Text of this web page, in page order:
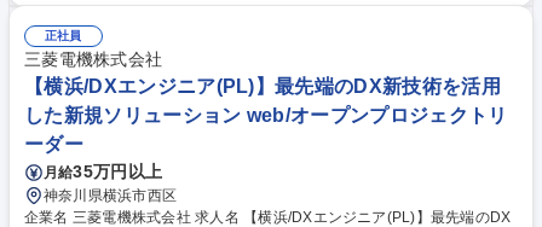
マイコンのファームウエア開発 ・お客様へのシステム提案や仕様設計 ★
お客様のお困りごとを解決する「もう一つの設計部隊」として、幅広い製
品、技術分野で同社技術が活用されています★ 募集職種 【兵庫/電組込み
ソフトウエア開発（IoT組込み機器など）】年休125日のWLB◎
正社員
三菱電機株式会社
【横浜/DXエンジニア(PL)】最先端のDX新技術を活用
した新規ソリューション web/オープンプロジェクトリ
ーダー
月給35万円以上
神奈川県横浜市西区
企業名 三菱電機株式会社 求人名 【横浜/DXエンジニア(PL)】最先端のDX